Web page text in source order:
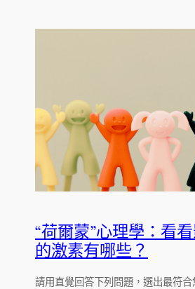
“荷爾蒙”心理學：看
的激素有哪些？
請用直覺回答下列問題，選出最符